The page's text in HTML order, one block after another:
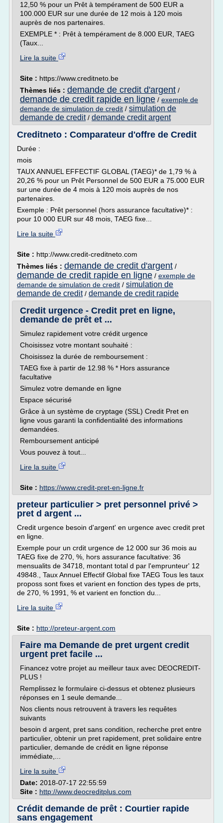
12,50 % pour un Prêt à tempérament de 500 EUR a
100.000 EUR sur une durée de 12 mois à 120 mois
auprès de nos partenaires.
EXEMPLE * : Prêt à tempérament de 8.000 EUR, TAEG
(Taux...
Lire la suite
Site : https://www.creditneto.be
Thèmes liés : demande de credit d'argent /
demande de credit rapide en ligne / exemple de
demande de simulation de credit / simulation de
demande de credit/ demande credit argent
Creditneto : Comparateur d'offre de Credit
Durée :
mois
TAUX ANNUEL EFFECTIF GLOBAL (TAEG)* de 1,79 % à
20,26 % pour un Prêt Personnel de 500 EUR a 75.000 EUR
sur une durée de 4 mois à 120 mois auprès de nos
partenaires.
Exemple : Prêt personnel (hors assurance facultative)* :
pour 10 000 EUR sur 48 mois, TAEG fixe...
Lire la suite
Site : http://www.credit-creditneto.com
Thèmes liés : demande de credit d'argent /
demande de credit rapide en ligne / exemple de
demande de simulation de credit / simulation de
demande de credit/ demande de credit rapide
Credit urgence - Credit pret en ligne,
demande de prêt et ...
Simulez rapidement votre crédit urgence
Choisissez votre montant souhaité :
Choisissez la durée de remboursement :
TAEG fixe à partir de 12.98 % * Hors assurance
facultative
Simulez votre demande en ligne
Espace sécurisé
Grâce à un système de cryptage (SSL) Credit Pret en
ligne vous garanti la confidentialité des informations
demandées.
Remboursement anticipé
Vous pouvez à tout...
Lire la suite
Site : https://www.credit-pret-en-ligne.fr
preteur particulier > pret personnel privé >
pret d argent ...
Credit urgence besoin d'argent' en urgence avec credit pret
en ligne.
Exemple pour un crdit urgence de 12 000 sur 36 mois au
TAEG fixe de 270, %, hors assurance facultative: 36
mensualits de 34718, montant total d par l'emprunteur' 12
49848., Taux Annuel Effectif Global fixe TAEG Tous les taux
proposs sont fixes et varient en fonction des types de prts,
de 270, % 1991, % et varient en fonction du...
Lire la suite
Site : http://preteur-argent.com
Faire ma Demande de pret urgent credit
urgent pret facile ...
Financez votre projet au meilleur taux avec DEOCREDIT-
PLUS !
Remplissez le formulaire ci-dessus et obtenez plusieurs
réponses en 1 seule demande...
Nos clients nous retrouvent à travers les requêtes
suivants
besoin d argent, pret sans condition, recherche pret entre
particulier, obtenir un pret rapidement, pret solidaire entre
particulier, demande de crédit en ligne réponse
immédiate,...
Lire la suite
Date: 2018-07-17 22:55:59
Site : http://www.deocreditplus.com
Crédit demande de prêt : Courtier rapide
sans engagement